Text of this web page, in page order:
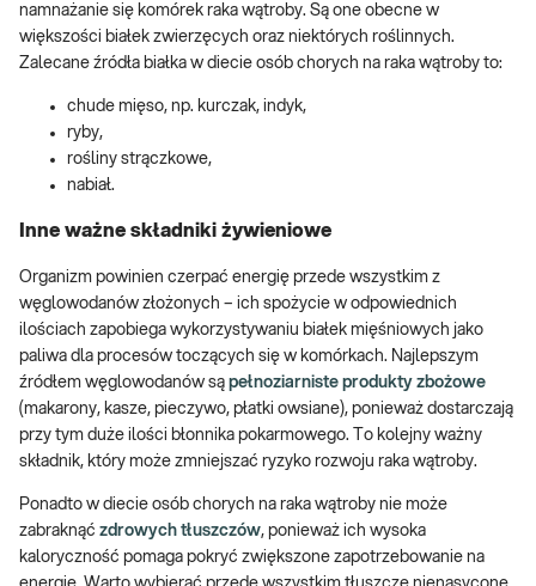
namnażanie się komórek raka wątroby. Są one obecne w
większości białek zwierzęcych oraz niektórych roślinnych.
Zalecane źródła białka w diecie osób chorych na raka wątroby to:
chude mięso, np. kurczak, indyk,
ryby,
rośliny strączkowe,
nabiał.
Inne ważne składniki żywieniowe
Organizm powinien czerpać energię przede wszystkim z
węglowodanów złożonych – ich spożycie w odpowiednich
ilościach zapobiega wykorzystywaniu białek mięśniowych jako
paliwa dla procesów toczących się w komórkach. Najlepszym
źródłem węglowodanów są pełnoziarniste produkty zbożowe
(makarony, kasze, pieczywo, płatki owsiane), ponieważ dostarczają
przy tym duże ilości błonnika pokarmowego. To kolejny ważny
składnik, który może zmniejszać ryzyko rozwoju raka wątroby.
Ponadto w diecie osób chorych na raka wątroby nie może
zabraknąć zdrowych tłuszczów, ponieważ ich wysoka
kaloryczność pomaga pokryć zwiększone zapotrzebowanie na